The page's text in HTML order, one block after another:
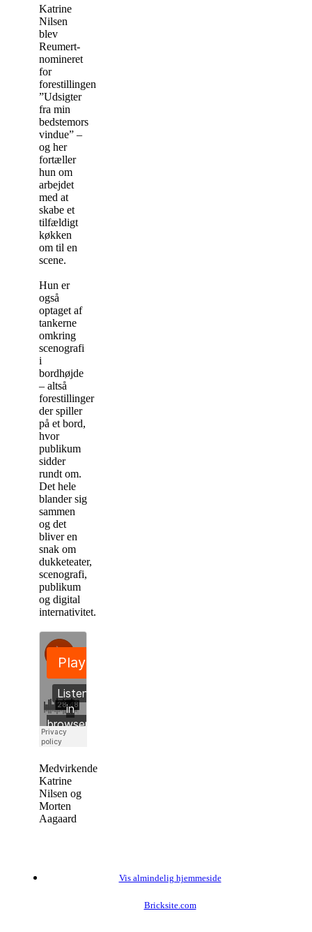
Katrine
Nilsen
blev
Reumert-
nomineret
for
forestillingen
”Udsigter
fra min
bedstemors
vindue” –
og her
fortæller
hun om
arbejdet
med at
skabe et
tilfældigt
køkken
om til en
scene.
Hun er
også
optaget af
tankerne
omkring
scenografi
i
bordhøjde
– altså
forestillinger
der spiller
på et bord,
hvor
publikum
sidder
rundt om.
Det hele
blander sig
sammen
og det
bliver en
snak om
dukketeater,
scenografi,
publikum
og digital
internativitet.
Medvirkende:
Katrine
Nilsen og
Morten
Aagaard
Vis almindelig hjemmeside
Bricksite.com